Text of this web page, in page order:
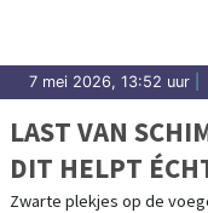
7 mei 2026, 13:52 uur
LAST VAN
DIT HELPT
Zwarte plekjes op de